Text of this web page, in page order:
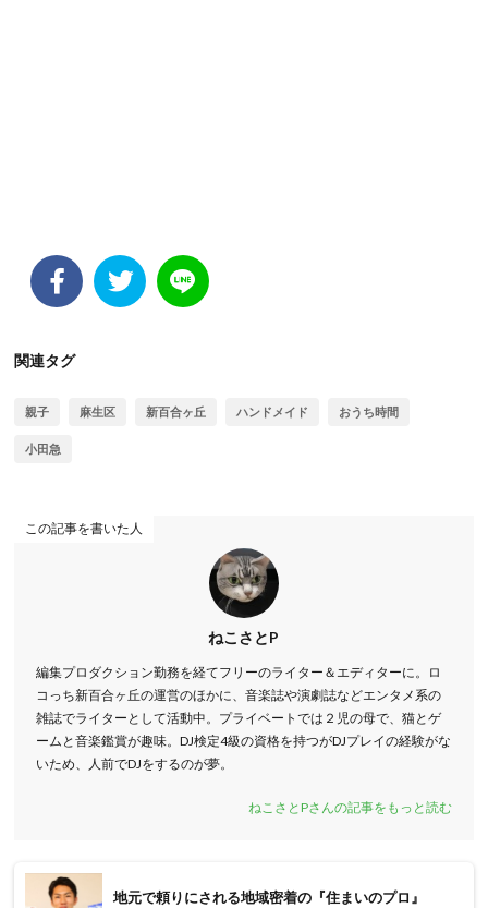
関連タグ
親子 麻生区 新百合ヶ丘 ハンドメイド おうち時間
小田急
この記事を書いた人
ねこさとP
編集プロダクション勤務を経てフリーのライター＆エディターに。ロ
コっち新百合ヶ丘の運営のほかに、音楽誌や演劇誌などエンタメ系の
雑誌でライターとして活動中。プライベートでは２児の母で、猫とゲ
ームと音楽鑑賞が趣味。DJ検定4級の資格を持つがDJプレイの経験がな
いため、人前でDJをするのが夢。
ねこさとPさんの記事をもっと読む
地元で頼りにされる地域密着の『住まいのプロ』